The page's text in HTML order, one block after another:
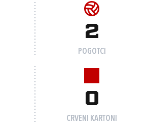
2
POGOTCI
0
CRVENI KARTONI